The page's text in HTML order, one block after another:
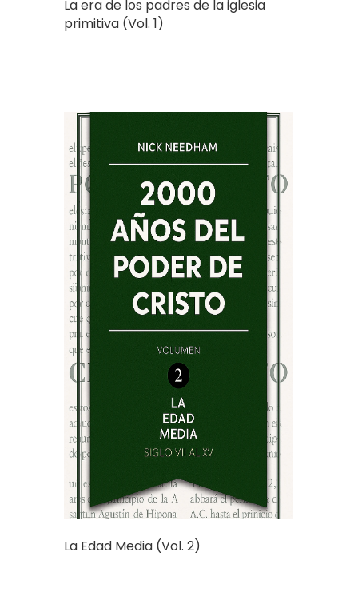
La era de los padres de la iglesia
primitiva (Vol. 1)
La Edad Media (Vol. 2)